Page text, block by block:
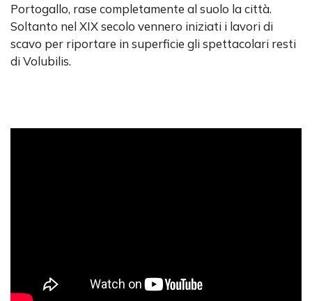
Portogallo, rase completamente al suolo la città.
Soltanto nel XIX secolo vennero iniziati i lavori di
scavo per riportare in superficie gli spettacolari resti
di Volubilis.